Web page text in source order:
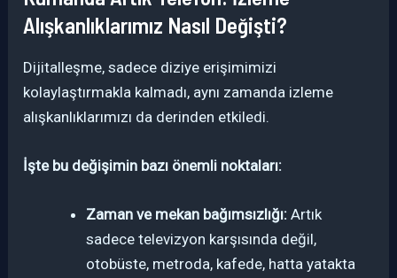
Alışkanlıklarımız Nasıl Değişti?
Dijitalleşme, sadece diziye erişimimizi
kolaylaştırmakla kalmadı, aynı zamanda izleme
alışkanlıklarımızı da derinden etkiledi.
İşte bu değişimin bazı önemli noktaları:
Zaman ve mekan bağımsızlığı: Artık
sadece televizyon karşısında değil,
otobüste, metroda, kafede, hatta yatakta